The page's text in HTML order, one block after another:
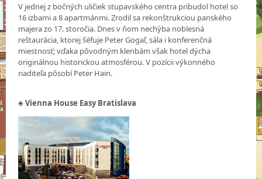
V jednej z bočných uličiek stupavského centra pribudol hotel so
16 izbami a 8 apartmánmi. Zrodil sa rekonštrukciou panského
majera zo 17. storočia. Dnes v ňom nechýba noblesná
reštaurácia, ktorej šéfuje Peter Gogaľ, sála i konferenčná
miestnosť; vďaka pôvodným klenbám však hotel dýcha
originálnou historickou atmosférou. V pozícii výkonného
riaditeľa pôsobí Peter Hain.
♣ Vienna House Easy Bratislava